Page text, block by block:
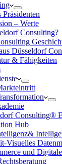
Präsidenten
– Werte
Consulting?
Düsseldorf
& Fähigkeiten
Consulting®
Hub
Visuelles
und